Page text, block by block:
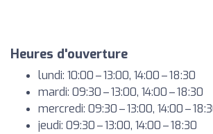
Heures d'ouverture
lundi: 10:00 – 13:00, 14:00 – 18:30
mardi: 09:30 – 13:00, 14:00 – 18:30
mercredi: 09:30 – 13:00, 14:00 –
jeudi: 09:30 – 13:00, 14:00 – 18:30